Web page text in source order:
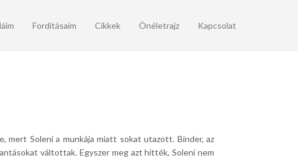
Fordításaim Cikkek Önéletrajz Kapcsolat
mert Soleni a munkája miatt sokat utazott. Binder, az
váltottak. Egyszer meg azt hitték, Soleni nem